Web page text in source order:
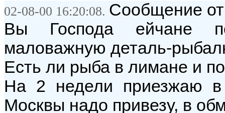
02-08-00 16:20:08. Сообщение
Вы Господа ейчане
маловажную деталь-
Есть ли рыба в лимане и
На 2 недели приезжаю
Москвы надо привезу, в